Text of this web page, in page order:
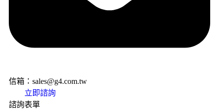
信箱：sales@g4.com.tw
立即諮詢
諮詢表單